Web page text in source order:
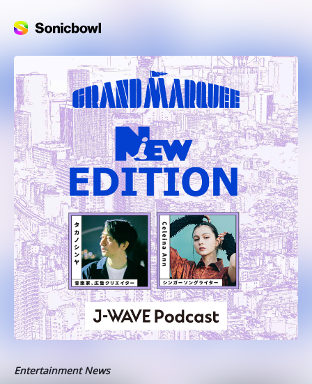
Entertainment News